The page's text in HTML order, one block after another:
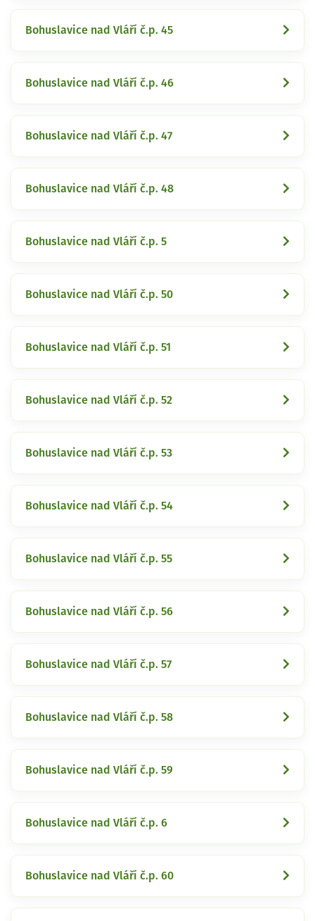
Bohuslavice nad Vláří č.p. 45
Bohuslavice nad Vláří č.p. 46
Bohuslavice nad Vláří č.p. 47
Bohuslavice nad Vláří č.p. 48
Bohuslavice nad Vláří č.p. 5
Bohuslavice nad Vláří č.p. 50
Bohuslavice nad Vláří č.p. 51
Bohuslavice nad Vláří č.p. 52
Bohuslavice nad Vláří č.p. 53
Bohuslavice nad Vláří č.p. 54
Bohuslavice nad Vláří č.p. 55
Bohuslavice nad Vláří č.p. 56
Bohuslavice nad Vláří č.p. 57
Bohuslavice nad Vláří č.p. 58
Bohuslavice nad Vláří č.p. 59
Bohuslavice nad Vláří č.p. 6
Bohuslavice nad Vláří č.p. 60